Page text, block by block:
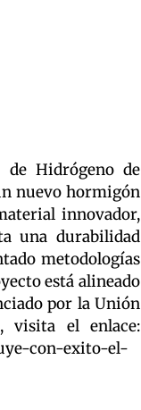
de Hidrógeno de
nuevo hormigón
innovador,
una durabilidad
metodologías
está alineado
por la Unión
visita el enlace:
con-exito-el-